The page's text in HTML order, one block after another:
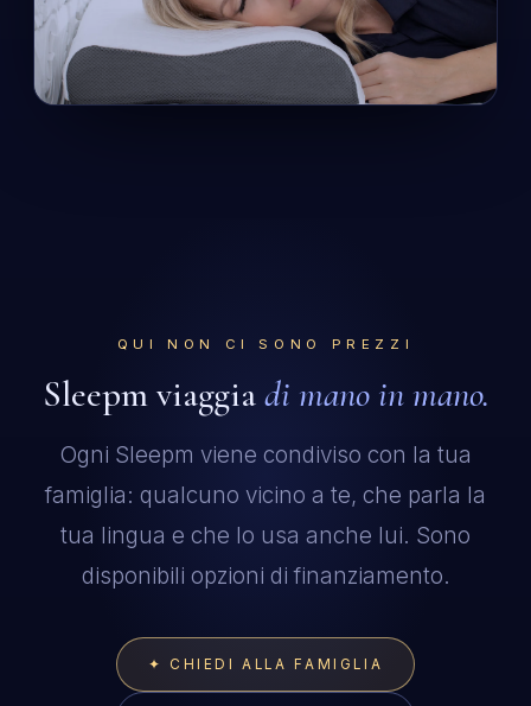
QUI NON CI SONO PREZZI
Sleepm viaggiadi mano in mano.
Ogni Sleepm viene condiviso con la tua
famiglia: qualcuno vicino a te, che parla la
tua lingua e che lo usa anche lui. Sono
disponibili opzioni di finanziamento.
✦ CHIEDI ALLA FAMIGLIA
CONCIERGE: IL SERVIZIO DI ASSISTENZA